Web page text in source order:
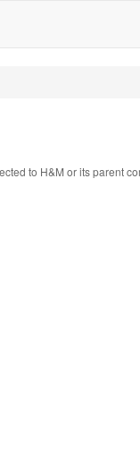
to H&M or its parent